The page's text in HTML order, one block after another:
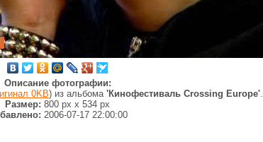
Описание фотографии:
0KB) из альбома 'Кинофестиваль Crossing Europe'.
Размер: 800 px x 534 px
2006-07-17 22:00:00